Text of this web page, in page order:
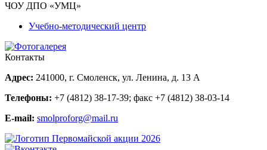
ЧОУ ДПО «УМЦ»
Учебно-методический центр
Контакты
Адрес: 241000, г. Смоленск, ул. Ленина, д. 13 А
Телефоны: +7 (4812) 38-17-39; факс +7 (4812) 38-03-14
E-mail: smolproforg@mail.ru